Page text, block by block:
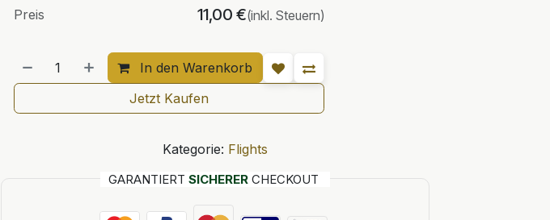
In den Warenkorb
Preis 11,00 €(inkl. Steuern)
Jetzt Kaufen
Kategorie: Flights
GARANTIERT SICHERERCHECKOUT